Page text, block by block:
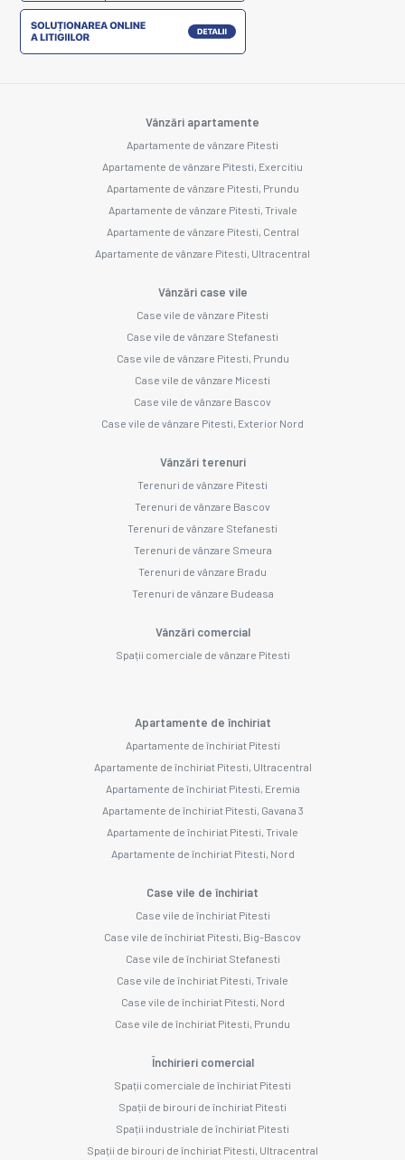
Vânzări apartamente
Apartamente de vânzare Pitesti
Apartamente de vânzare Pitesti, Exercitiu
Apartamente de vânzare Pitesti, Prundu
Apartamente de vânzare Pitesti, Trivale
Apartamente de vânzare Pitesti, Central
Apartamente de vânzare Pitesti, Ultracentral
Vânzări case vile
Case vile de vânzare Pitesti
Case vile de vânzare Stefanesti
Case vile de vânzare Pitesti, Prundu
Case vile de vânzare Micesti
Case vile de vânzare Bascov
Case vile de vânzare Pitesti, Exterior Nord
Vânzări terenuri
Terenuri de vânzare Pitesti
Terenuri de vânzare Bascov
Terenuri de vânzare Stefanesti
Terenuri de vânzare Smeura
Terenuri de vânzare Bradu
Terenuri de vânzare Budeasa
Vânzări comercial
Spații comerciale de vânzare Pitesti
Apartamente de închiriat
Apartamente de închiriat Pitesti
Apartamente de închiriat Pitesti, Ultracentral
Apartamente de închiriat Pitesti, Eremia
Apartamente de închiriat Pitesti, Gavana 3
Apartamente de închiriat Pitesti, Trivale
Apartamente de închiriat Pitesti, Nord
Case vile de închiriat
Case vile de închiriat Pitesti
Case vile de închiriat Pitesti, Big-Bascov
Case vile de închiriat Stefanesti
Case vile de închiriat Pitesti, Trivale
Case vile de închiriat Pitesti, Nord
Case vile de închiriat Pitesti, Prundu
Închirieri comercial
Spații comerciale de închiriat Pitesti
Spații de birouri de închiriat Pitesti
Spații industriale de închiriat Pitesti
Spații de birouri de închiriat Pitesti, Ultracentral